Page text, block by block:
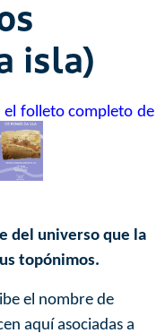
isla)
el folleto completo de
del universo que la
topónimos.
el nombre de
aquí asociadas a